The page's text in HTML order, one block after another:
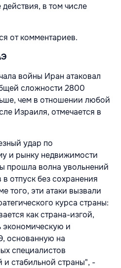
в том числе
от комментариев.
войны Иран атаковал
сложности 2800
чем в отношении любой
Израиля, отмечается в
удар по
и рынку недвижимости
прошла волна увольнений
отпуск без сохранения
того, эти атаки вызвали
курса страны:
как страна-изгой,
экономическую и
основанную на
специалистов
и стабильной страны", -